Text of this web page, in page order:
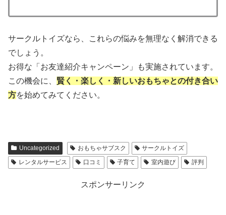
サークルトイズなら、これらの悩みを無理なく解消できる
でしょう。
お得な「お友達紹介キャンペーン」も実施されています。
この機会に、 賢く・楽しく・新しいおもちゃとの付き合い
方を始めてみてください。
Uncategorized おもちゃサブスク
サークルトイズ
レンタルサービス
口コミ 子育て 室内遊び 評判
スポンサーリンク